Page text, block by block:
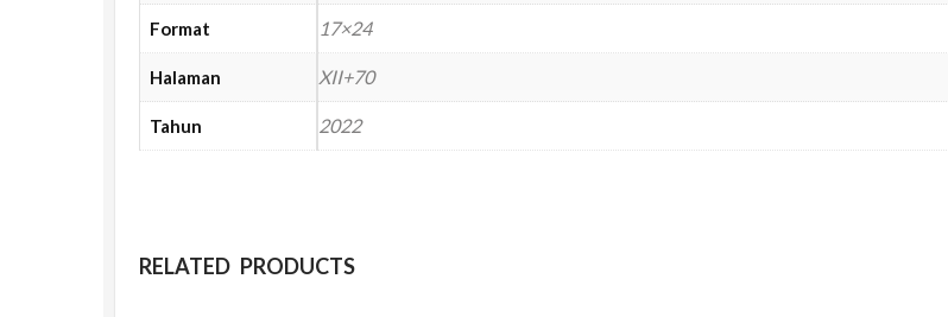
Format 17×24
Halaman XII+70
Tahun 2022
RELATED PRODUCTS